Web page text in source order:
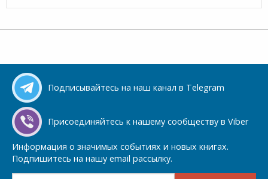
Подписывайтесь на наш канал в Telegram
Присоединяйтесь к нашему сообществу в Viber
Информация о значимых событиях и новых книгах.
Подпишитесь на нашу email рассылку.